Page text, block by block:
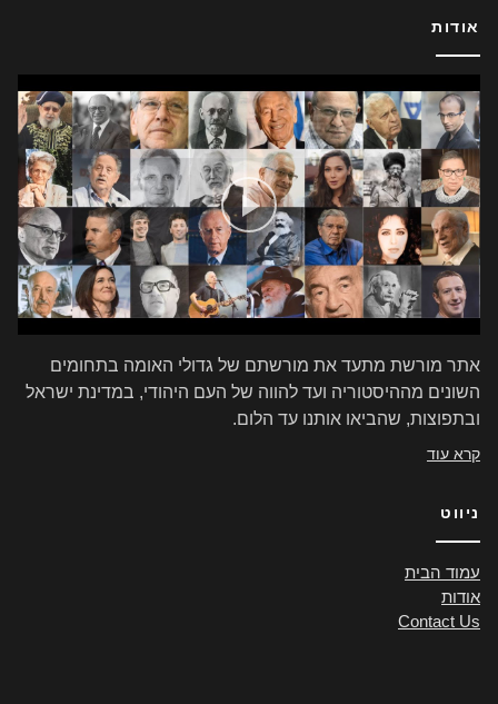
אודות
אתר מורשת מתעד את מורשתם של גדולי האומה בתחומים
השונים מההיסטוריה ועד להווה של העם היהודי, במדינת ישראל
ובתפוצות, שהביאו אותנו עד הלום.
קרא עוד
ניווט
עמוד הבית
אודות
Contact Us